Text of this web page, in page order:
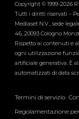
Verissimo
Copyright © 1999-2026
Tutti i diritti riservati –
Mediaset N.V., sede
46, 20093 Cologno
Rispetto ai contenuti e
ogni utilizzazione
artificiale generativa. È
automatizzati di data
Termini di servizio
Regolamentazione